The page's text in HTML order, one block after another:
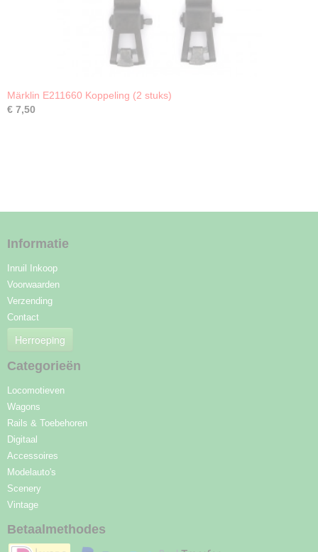
Märklin E211660 Koppeling (2 stuks)
€ 7,50
Informatie
Inruil Inkoop
Voorwaarden
Verzending
Contact
Herroeping
Categorieën
Locomotieven
Wagons
Rails & Toebehoren
Digitaal
Accessoires
Modelauto's
Scenery
Vintage
Betaalmethodes